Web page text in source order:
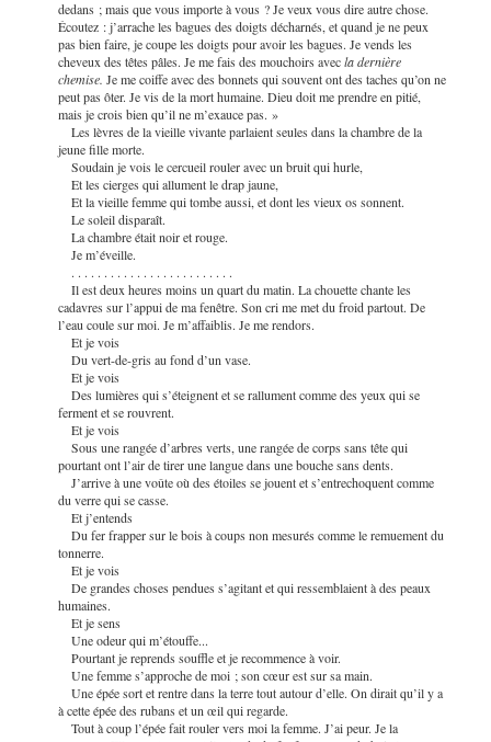
dedans ; mais que vous importe à vous ? Je veux vous dire autre chose.
Écoutez : j’arrache les bagues des doigts décharnés, et quand je ne peux
pas bien faire, je coupe les doigts pour avoir les bagues. Je vends les
cheveux des têtes pâles. Je me fais des mouchoirs avecla dernière
chemise. Je me coiffe avec des bonnets qui souvent ont des taches qu’on ne
peut pas ôter. Je vis de la mort humaine. Dieu doit me prendre en pitié,
mais je crois bien qu’il ne m’exauce pas. »
Les lèvres de la vieille vivante parlaient seules dans la chambre de la
jeune fille morte.
Soudain je vois le cercueil rouler avec un bruit qui hurle,
Et les cierges qui allument le drap jaune,
Et la vieille femme qui tombe aussi, et dont les vieux os sonnent.
Le soleil disparaît.
La chambre était noir et rouge.
Je m’éveille.
. . . . . . . . . . . . . . . . . . . . . . . . .
Il est deux heures moins un quart du matin. La chouette chante les
cadavres sur l’appui de ma fenêtre. Son cri me met du froid partout. De
l’eau coule sur moi. Je m’affaiblis. Je me rendors.
Et je vois
Du vert-de-gris au fond d’un vase.
Et je vois
Des lumières qui s’éteignent et se rallument comme des yeux qui se
ferment et se rouvrent.
Et je vois
Sous une rangée d’arbres verts, une rangée de corps sans tête qui
pourtant ont l’air de tirer une langue dans une bouche sans dents.
J’arrive à une voûte où des étoiles se jouent et s’entrechoquent comme
du verre qui se casse.
Et j’entends
Du fer frapper sur le bois à coups non mesurés comme le remuement du
tonnerre.
Et je vois
De grandes choses pendues s’agitant et qui ressemblaient à des peaux
humaines.
Et je sens
Une odeur qui m’étouffe...
Pourtant je reprends souffle et je recommence à voir.
Une femme s’approche de moi ; son cœur est sur sa main.
Une épée sort et rentre dans la terre tout autour d’elle. On dirait qu’il y a
à cette épée des rubans et un œil qui regarde.
Tout à coup l’épée fait rouler vers moi la femme. J’ai peur. Je la